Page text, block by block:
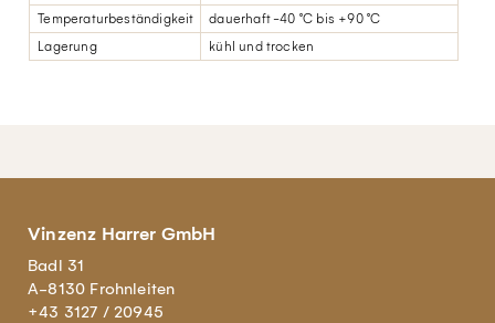
Temperaturbeständigkeit
dauerhaft -40 °C bis +90 °C
Lagerung
kühl und trocken
Vinzenz Harrer GmbH
Badl 31
A-8130 Frohnleiten
+43 3127 / 20945